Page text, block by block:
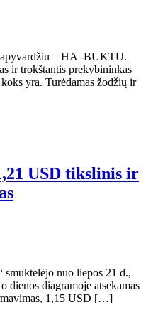
– HA -BUKTU.
ir trokštantis prekybininkas
yra. Turėdamas žodžių ir
USD tikslinis ir
smuktelėjo nuo liepos 21 d.,
dienos diagramoje atsekamas
1,15 USD […]